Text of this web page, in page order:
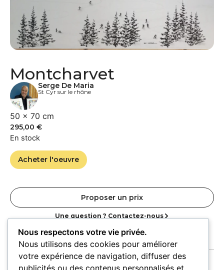
Montcharvet
Serge De Maria
St Cyr sur le rhône
50 × 70 cm
295,00 €
En stock
Acheter l'oeuvre
Proposer un prix
Une question ? Contactez-nous
Nous respectons votre vie privée.
Nous utilisons des cookies pour améliorer
votre expérience de navigation, diffuser des
publicités ou des contenus personnalisés et